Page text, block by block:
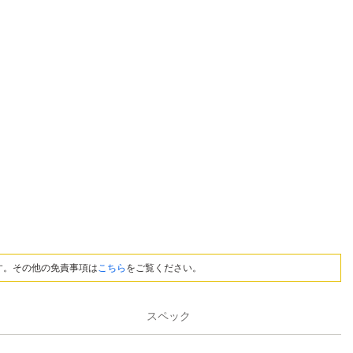
その他の免責事項はこちら をご覧ください。
スペック